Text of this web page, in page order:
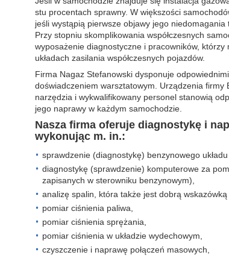
stu procentach sprawny. W większości
jeśli wystąpią pierwsze objawy jego
Przy stopniu skomplikowania współczesnych
wyposażenie diagnostyczne i pracowników,
układach zasilania współczesnych pojazdów.
Firma Nagaz Stefanowski dysponuje
doświadczeniem warsztatowym. Urządzenia
narzędzia i wykwalifikowany personel stanowią
jego naprawy w każdym samochodzie.
Nasza firma oferuje diagnostykę i
wykonując m. in.:
sprawdzenie (diagnostykę) benzynowego układu
diagnostykę (sprawdzenie) komputerowe za
zapisanych w sterowniku benzynowym),
analizę spalin, która także jest dobrą wskazówką
pomiar ciśnienia paliwa,
pomiar ciśnienia sprężania,
pomiar ciśnienia w układzie wydechowym,
czyszczenie i naprawę połączeń masowych,